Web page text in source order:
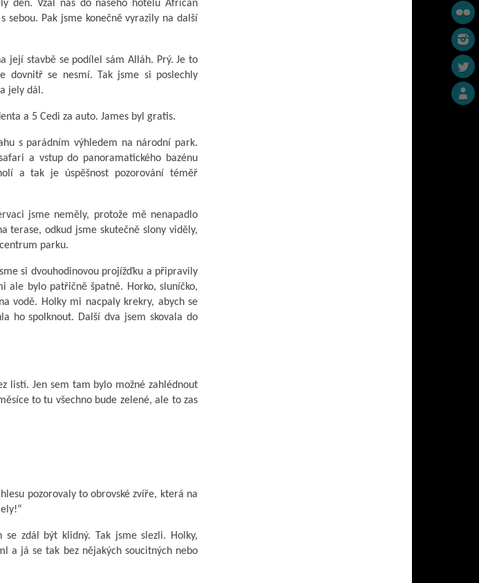
den. Vzal nás do našeho hotelu African
sebou. Pak jsme konečně vyrazily na další
její stavbě se podílel sám Alláh. Prý. Je to
dovnitř se nesmí. Tak jsme si poslechly
jely dál.
a 5 Cedi za auto. James byl gratis.
s parádním výhledem na národní park.
a vstup do panoramatického bazénu
a tak je úspěšnost pozorování téměř
jsme neměly, protože mě nenapadlo
terase, odkud jsme skutečně slony viděly,
parku.
si dvouhodinovou projížďku a připravily
ale bylo patřičně špatně. Horko, sluníčko,
vodě. Holky mi nacpaly krekry, abych se
ho spolknout. Další dva jsem skovala do
listí. Jen sem tam bylo možné zahlédnout
to tu všechno bude zelené, ale to zas
pozorovaly to obrovské zvíře, která na
zdál být klidný. Tak jsme slezli. Holky,
a já se tak bez nějakých soucitných nebo